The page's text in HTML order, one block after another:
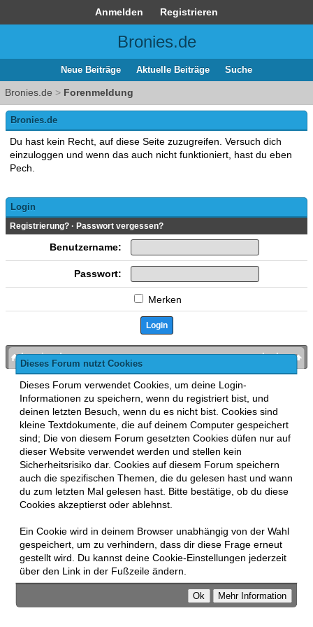
Anmelden Registrieren
Bronies.de
Neue Beiträge Aktuelle Beiträge Suche
Bronies.de > Forenmeldung
Dieses Forum nutzt Cookies
Dieses Forum verwendet Cookies, um deine Login-
Informationen zu speichern, wenn du registriert bist, und
deinen letzten Besuch, wenn du es nicht bist. Cookies sind
kleine Textdokumente, die auf deinem Computer gespeichert
sind; Die von diesem Forum gesetzten Cookies düfen nur auf
dieser Website verwendet werden und stellen kein
Sicherheitsrisiko dar. Cookies auf diesem Forum speichern
auch die spezifischen Themen, die du gelesen hast und wann
du zum letzten Mal gelesen hast. Bitte bestätige, ob du diese
Cookies akzeptierst oder ablehnst.
Ein Cookie wird in deinem Browser unabhängig von der Wahl
gespeichert, um zu verhindern, dass dir diese Frage erneut
gestellt wird. Du kannst deine Cookie-Einstellungen jederzeit
über den Link in der Fußzeile ändern.
Bronies.de
Du hast kein Recht, auf diese Seite zuzugreifen. Versuch dich
einzuloggen und wenn das auch nicht funktioniert, hast du eben
Pech.
Login
Registrierung? · Passwort vergessen?
Benutzername:
Passwort:
Merken
nach oben
bronies.de
MyBB , mobile Fassung: MyBB GoMobile
Zur Desktop-Version wechseln
This forum usesLukasz TkaczMyBB addons.